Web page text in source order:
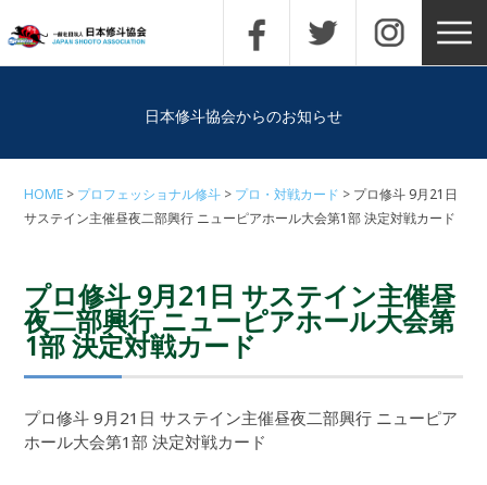
日本修斗協会からのお知らせ
HOME プロフェッショナル修斗 プロ・対戦カード
プロ修斗 9月21日
サステイン主催昼夜二部興行 ニューピアホール大会第1部 決定対戦カード
プロ修斗 9月21日 サステイン主催昼
夜二部興行 ニューピアホール大会第
1部 決定対戦カード
プロ修斗 9月21日 サステイン主催昼夜二部興行 ニューピア
ホール大会第1部 決定対戦カード